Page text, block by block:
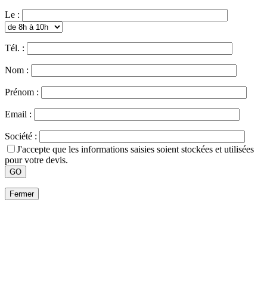
Le :
Tél. :
Nom :
Prénom :
Email :
Société :
J'accepte que les informations saisies soient stockées et utilisées
pour votre devis.
Fermer